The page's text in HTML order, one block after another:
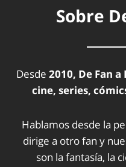
Sobre
Desde 2010, De Fan a
cine, series,
Hablamos desde la
dirige a otro fan y
son la fantasía, la